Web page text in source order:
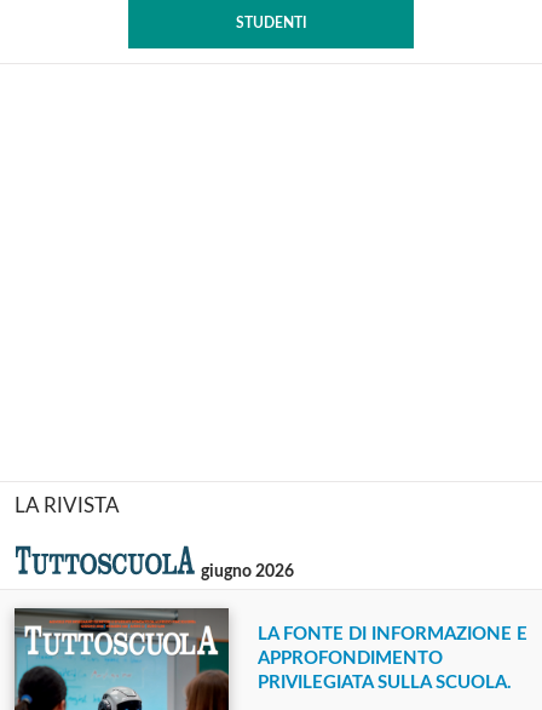
STUDENTI
LA RIVISTA
giugno 2026
LA FONTE DI INFORMAZIONE E
APPROFONDIMENTO
PRIVILEGIATA SULLA SCUOLA.